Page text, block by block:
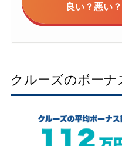
良い？悪い
クルーズのボーナ